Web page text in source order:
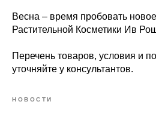
Весна – время пробовать
Растительной Косметики Ив
Перечень товаров, условия и
уточняйте у консультантов.
НОВОСТИ